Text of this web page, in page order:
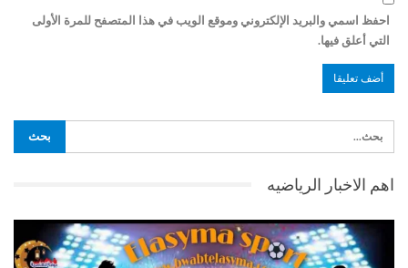
احفظ اسمي والبريد الإلكتروني وموقع الويب في هذا المتصفح للمرة الأولى
التي أعلق فيها.
اهم الاخبار الرياضيه